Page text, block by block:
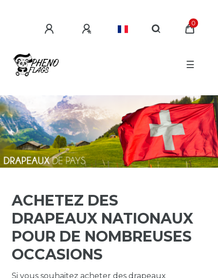
0
☰
ACHETEZ DES
DRAPEAUX NATIONAUX
POUR DE NOMBREUSES
OCCASIONS
Si vous souhaitez acheter des drapeaux